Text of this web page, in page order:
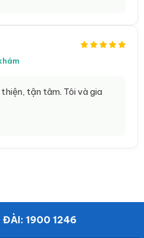
tận tâm. Tôi và gia
ĐÀI: 1900 1246